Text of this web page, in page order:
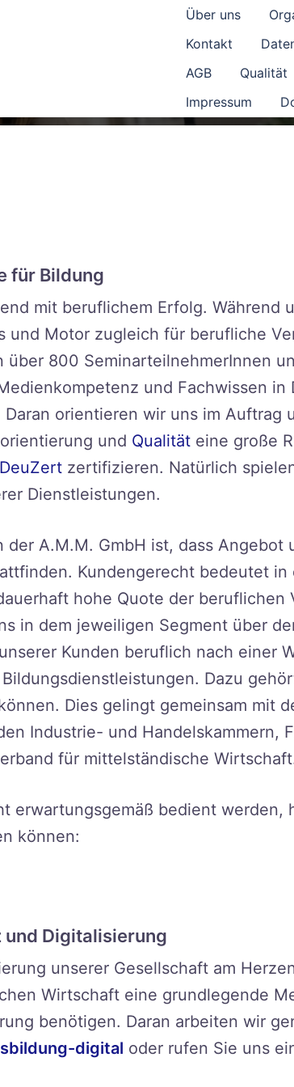
Über uns
Kontakt
AGB
Qualität
Impressum
für Bildung
mit beruflichem Erfolg. Während
und Motor zugleich für berufliche
800 SeminarteilnehmerInnen
und Fachwissen
orientieren wir uns im Auftrag
und Qualität eine große
DeuZert zertifizieren. Natürlich
Dienstleistungen.
der A.M.M. GmbH ist, dass
Kundengerecht bedeutet
hohe Quote der beruflichen
in dem jeweiligen Segment über
Kunden beruflich nach einer
Dazu
Dies gelingt gemeinsam mit
Industrie- und Handelskammern,
für mittelständische
erwartungsgemäß bedient
können:
und Digitalisierung
unserer Gesellschaft am
Wirtschaft eine grundlegende
benötigen. Daran arbeiten wir
digital oder rufen Sie uns